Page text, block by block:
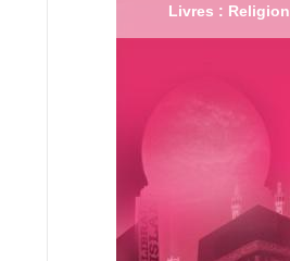
Livres : Religion